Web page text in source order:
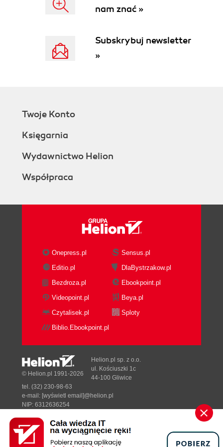
Internet NetMeeting (36)
Multilink Channel Aggregation (36)
Narzędzia systemowe (36)
Informacje systemowe Microsoft (37)
Defragmentator dysków (38)
Przewodniki usuwania problemów (38)
Kontrola Rejestru (38)
Automatyczne sprawdzanie dysku przy
starcie systemu (38)
Dr Watson (39)
*Obsługa pakietu Zero Administration Kit
Profile użytkownika (39)
*Windows Scripting Host (39)
Model DCOM (39)
Obsługa sprzętu (39)
Zarządzanie energią (40)
Obsługa urządzeń FireWire (IEEE1394)
(40)
Obsługa urządzeń USB (40)
Sterowanie IRQ (40)
Obsługa kart PC Card i CardBus (41)
Obsługa złącza AGP (41)
nam znać »
Subskrybuj newsletter
»
Twoje Konto
Księgarnia
Wydawnictwo Helion
Współpraca
Onepress.pl
Sensus.pl
Editio.pl
DlaBystrzakow.pl
Bezdroza.pl
Ebookpoint.pl
Videopoint.pl
Beya.pl
Czytalisek.pl
Sploty
Biblio.Ebookpoint.pl
Designed with ♥ byTonik.pl
© Helion.pl 1991-2026
Helion.pl sp. z o.o.
ul. Kościuszki 1c
44-100 Gliwice
tel. (32) 230-98-63
e-mail: [wyświetl email]@helion.pl
NIP: 6312636254